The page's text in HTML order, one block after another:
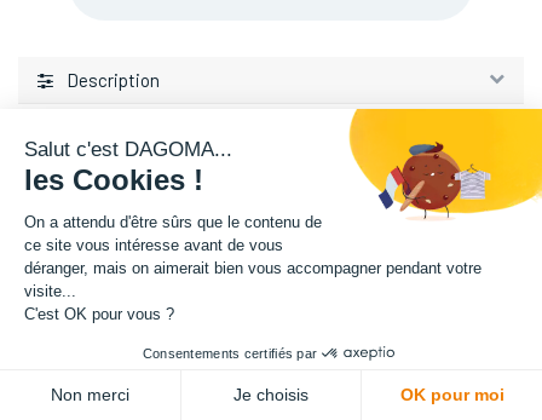
Description
L'expertise de la fabrication additive francaise, au service de vos
projets.
59100 Roubaix, France
Salut c'est DAGOMA...
les Cookies !
On a attendu d'être sûrs que le contenu de
ce site vous intéresse avant de vous
déranger, mais on aimerait bien vous accompagner pendant votre
visite...
C'est OK pour vous ?
Consentements certifiés par
Non merci Je choisis OK pour moi